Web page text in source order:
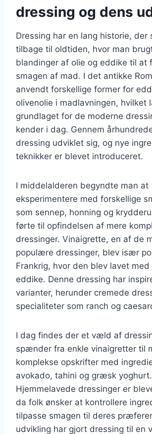
dressing og dens
Dressing har en lang historie,
tilbage til oldtiden, hvor man
blandinger af olie og eddike til at
smagen af mad. I det antikke
anvendt forskellige former for
olivenolie i madlavningen, hvilket
grundlaget for de moderne
kender i dag. Gennem
dressing udviklet sig, og nye
teknikker er blevet introduceret.
I middelalderen begyndte man at
eksperimentere med forskellige
som sennep, honning og
førte til opfindelsen af mere
dressinger. Vinaigrette, en af de
populære dressinger, blev især
Frankrig, hvor den blev lavet med
eddike. Denne dressing har
varianter, herunder cremede
specialiteter som ranch og
I dag findes der et væld af
spænder fra enkle vinaigretter til
komplekse opskrifter med
avokado, tahini og græsk yoghurt.
Hjemmelavede dressinger er
da folk ønsker at kontrollere
tilpasse smagen til deres
udvikling har gjort dressing til en